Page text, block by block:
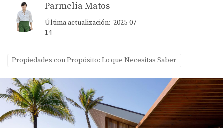
Parmelia Matos
Última actualización: 2025-07-
14
Propiedades con Propósito: Lo que Necesitas Saber